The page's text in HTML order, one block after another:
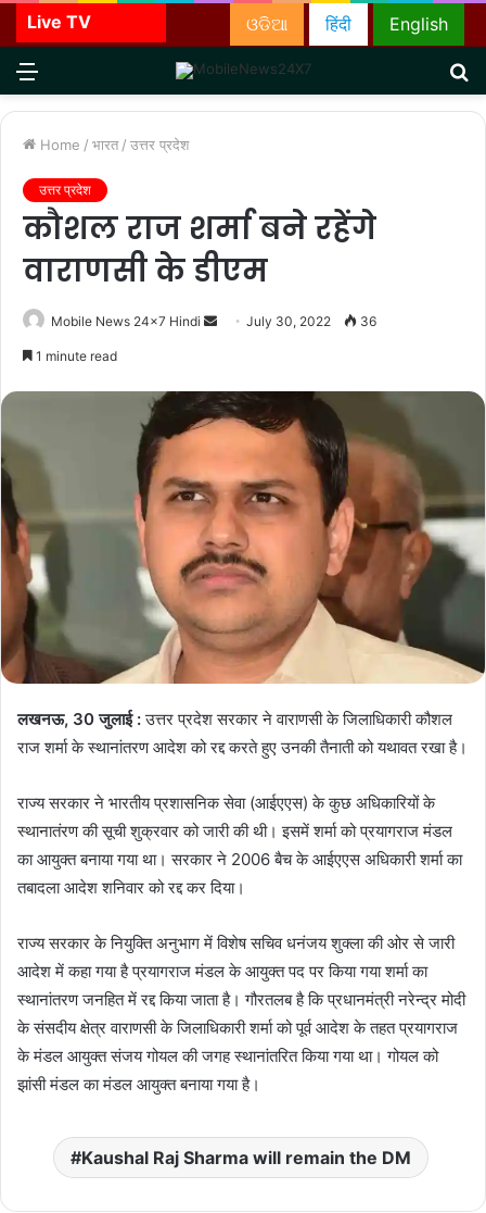
Live TV English
हिंदी
ଓଡିଆ
Menu
Home / भारत / उत्तर प्रदेश
उत्तर प्रदेश
कौशल राज शर्मा बने रहेंगे
वाराणसी के डीएम
Mobile News 24x7 Hindi
SendJuly 30, 2022 36
1 minute read
लखनऊ, 30 जुलाई :उत्तर प्रदेश सरकार ने वाराणसी के जिलाधिकारी कौशल
राज शर्मा के स्थानांतरण आदेश को रद्द करते हुए उनकी तैनाती को यथावत रखा है।
राज्य सरकार ने भारतीय प्रशासनिक सेवा (आईएएस) के कुछ अधिकारियों के
स्थानातंरण की सूची शुक्रवार को जारी की थी। इसमें शर्मा को प्रयागराज मंडल
का आयुक्त बनाया गया था। सरकार ने 2006 बैच के आईएएस अधिकारी शर्मा का
तबादला आदेश शनिवार को रद्द कर दिया।
राज्य सरकार के नियुक्ति अनुभाग में विशेष सचिव धनंजय शुक्ला की ओर से जारी
आदेश में कहा गया है प्रयागराज मंडल के आयुक्त पद पर किया गया शर्मा का
स्थानांतरण जनहित में रद्द किया जाता है। गौरतलब है कि प्रधानमंत्री नरेन्द्र मोदी
के संसदीय क्षेत्र वाराणसी के जिलाधिकारी शर्मा को पूर्व आदेश के तहत प्रयागराज
के मंडल आयुक्त संजय गोयल की जगह स्थानांतरित किया गया था। गोयल को
झांसी मंडल का मंडल आयुक्त बनाया गया है।
Kaushal Raj Sharma will remain the DM